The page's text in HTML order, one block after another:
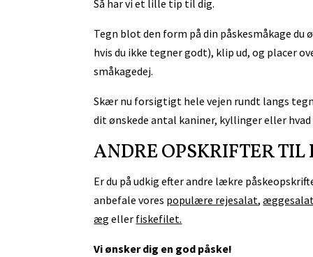
Så har vi et lille tip til dig.
Tegn blot den form på din påskesmåkage du
hvis du ikke tegner godt), klip ud, og placer
småkagedej.
Skær nu forsigtigt hele vejen rundt langs
dit ønskede antal kaniner, kyllinger eller hvad
ANDRE OPSKRIFTER TIL
Er du på udkig efter andre lækre
anbefale vores populære rejesalat,
æg eller fiskefilet.
Vi ønsker dig en god påske!